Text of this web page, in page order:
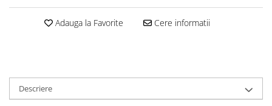
Adauga la Favorite Cere informatii
Descriere